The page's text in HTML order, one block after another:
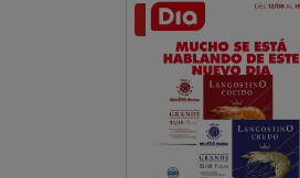
Ver folleto